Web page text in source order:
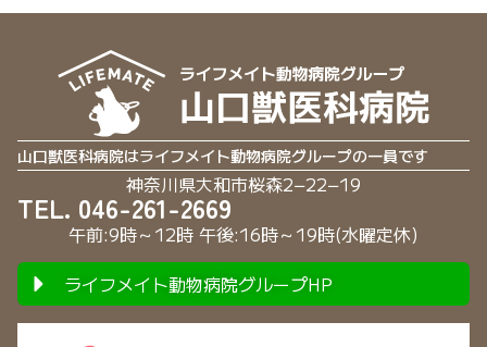
山口獣医科病院はライフメイト動物病院グループの一員です
神奈川県大和市桜森2−22−19
TEL. 046-261-2669
午前:9時～12時 午後:16時～19時(水曜定休)
ライフメイト動物病院グループHP